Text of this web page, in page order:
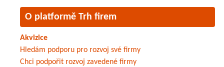
O platformě Trh firem
Akvizice
Hledám podporu pro rozvoj své firmy
Chci podpořit rozvoj zavedené firmy